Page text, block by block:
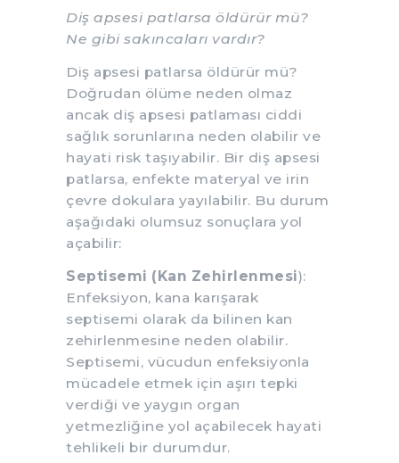
Diş apsesi patlarsa öldürür mü?
Ne gibi sakıncaları vardır?
Diş apsesi patlarsa öldürür mü?
Doğrudan ölüme neden olmaz
ancak diş apsesi patlaması ciddi
sağlık sorunlarına neden olabilir ve
hayati risk taşıyabilir. Bir diş apsesi
patlarsa, enfekte materyal ve irin
çevre dokulara yayılabilir. Bu durum
aşağıdaki olumsuz sonuçlara yol
açabilir:
Septisemi (Kan Zehirlenmesi):
Enfeksiyon, kana karışarak
septisemi olarak da bilinen kan
zehirlenmesine neden olabilir.
Septisemi, vücudun enfeksiyonla
mücadele etmek için aşırı tepki
verdiği ve yaygın organ
yetmezliğine yol açabilecek hayati
tehlikeli bir durumdur.